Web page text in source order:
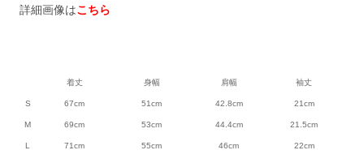
詳細画像はこちら
着丈 身幅 肩幅 袖丈
S 67cm 51cm 42.8cm 21cm
M 69cm 53cm 44.4cm 21.5cm
L 71cm 55cm 46cm 22cm